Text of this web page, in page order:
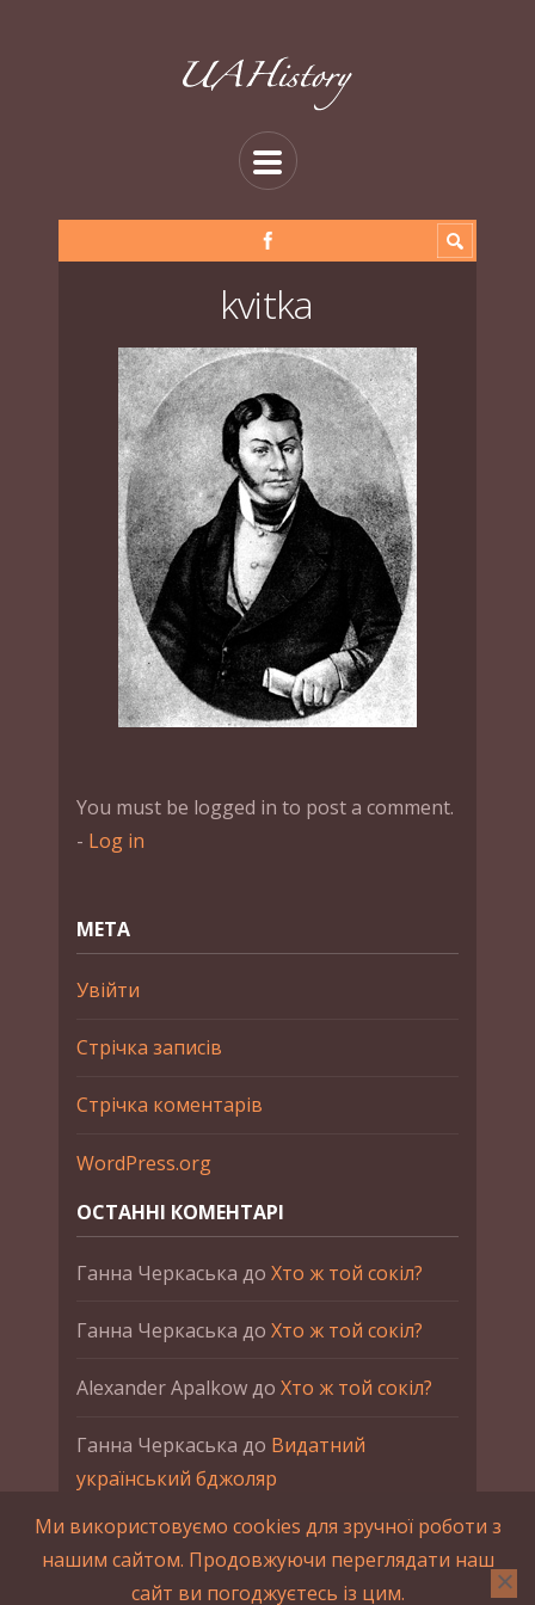
kvitka
You must be logged in to post a comment.
- Log in
МЕТА
Увійти
Стрічка записів
Стрічка коментарів
WordPress.org
ОСТАННІ КОМЕНТАРІ
Ганна Черкаська до Хто ж той сокіл?
Ганна Черкаська до Хто ж той сокіл?
Alexander Apalkowдо Хто ж той сокіл?
Ганна Черкаська до Видатний
український бджоляр
Ганна ЧеркаськадоПетро Франко
Ми використовуємо cookies для зручної роботи з
нашим сайтом. Продовжуючи переглядати наш
сайт ви погоджуєтесь із цим.